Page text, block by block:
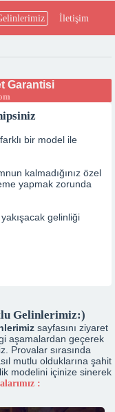
İletişim
Garantisi
bir model ile
kalmadığınız özel
yapmak zorunda
gelinliği
Gelinlerimiz:)
sayfasını ziyaret
aşamalardan geçerek
Provalar sırasında
mutlu olduklarına şahit
modelini içinize sinerek
: